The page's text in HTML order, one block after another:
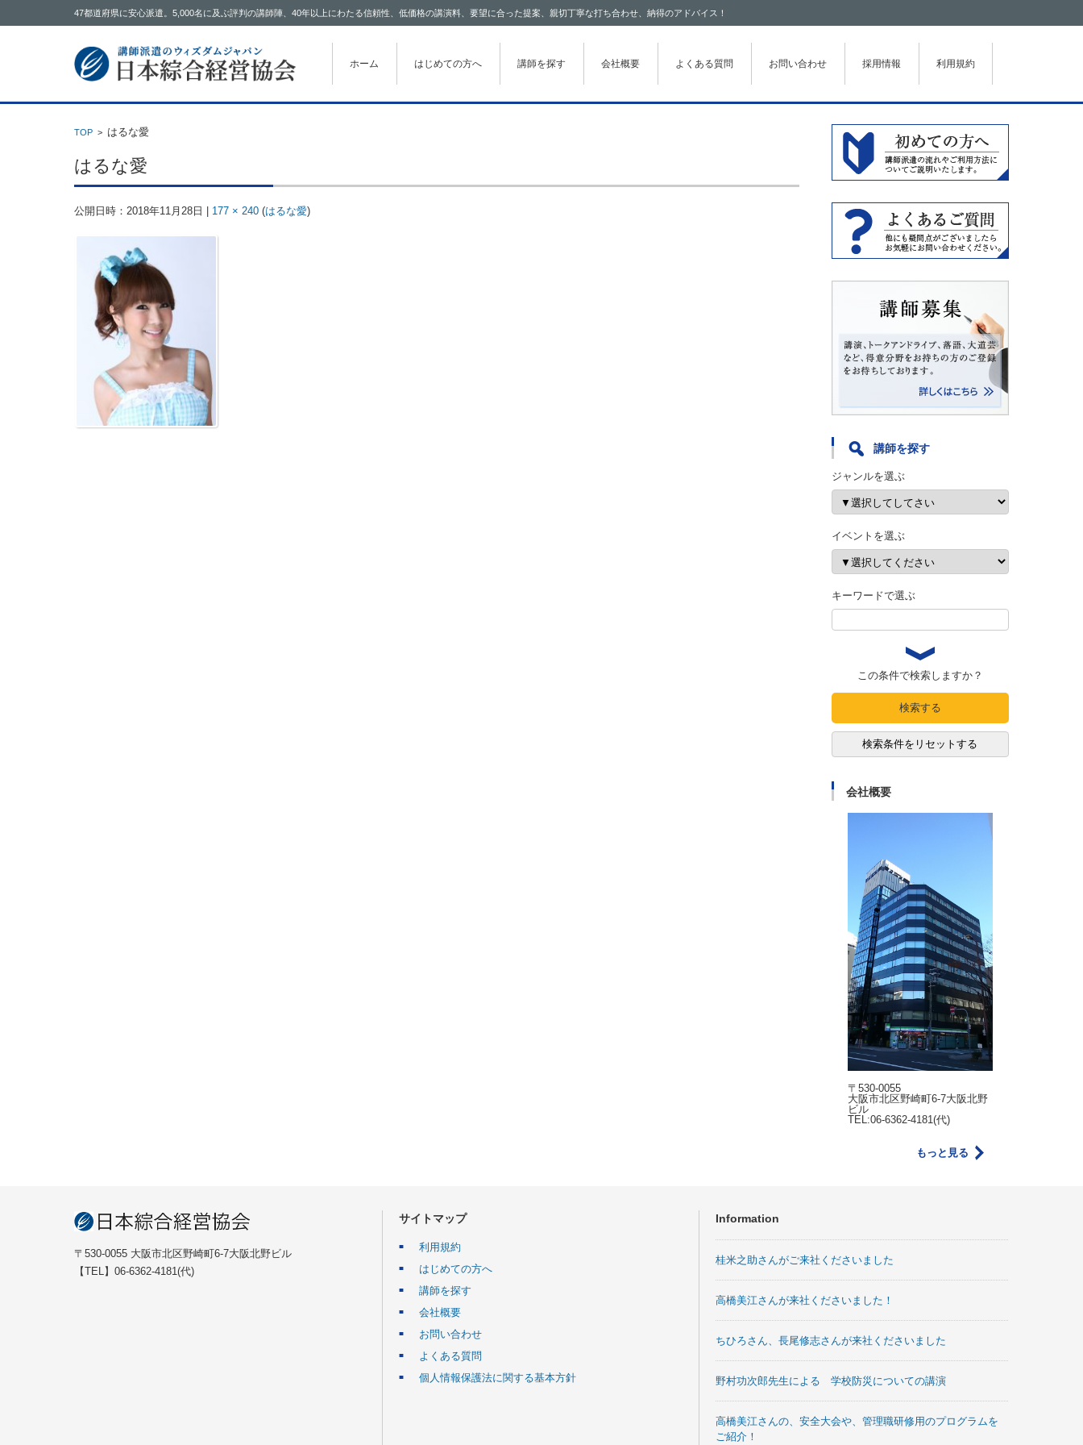
47都道府県に安心派遣。5,000名に及ぶ評判の講師陣、40年以上にわたる信頼性、低価格の講演料、要望に合った提案、親切丁寧な打ち合わせ、納得のアドバイス！
コンテンツに移動
ホーム はじめての方へ 講師を探す 会社概要 よくある質問 お問い合わせ 採用情報 利用規約
TOP > はるな愛
はるな愛
公開日時： 2018年11月28日 177 × 240 (はるな愛)
講師を探す
ジャンルを選ぶ
イベントを選ぶ
キーワードで選ぶ
この条件で検索しますか？
検索する
検索条件をリセットする
会社概要
〒530-0055
大阪市北区野崎町6-7大阪北野
ビル
TEL:06-6362-4181(代)
もっと見る
〒530-0055 大阪市北区野崎町6-7大阪北野ビル
【TEL】06-6362-4181(代)
サイトマップ
利用規約
はじめての方へ
講師を探す
会社概要
お問い合わせ
よくある質問
個人情報保護法に関する基本方針
Information
桂米之助さんがご来社くださいました
高橋美江さんが来社くださいました！
ちひろさん、長尾修志さんが来社くださいました
野村功次郎先生による 学校防災についての講演
高橋美江さんの、安全大会や、管理職研修用のプログラムを
ご紹介！